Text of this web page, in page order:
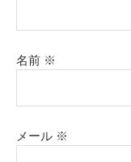
名前 ※
メール ※